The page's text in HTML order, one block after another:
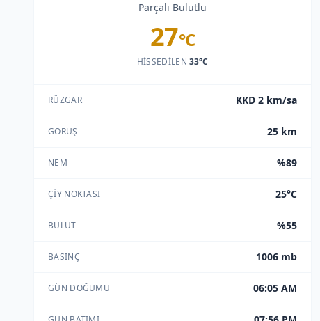
Parçalı Bulutlu
27°C
HISSEDILEN33°C
RÜZGAR KKD 2 km/sa
GÖRÜŞ 25 km
NEM %89
ÇIY NOKTASI 25°C
BULUT %55
BASINÇ 1006 mb
GÜN DOĞUMU 06:05 AM